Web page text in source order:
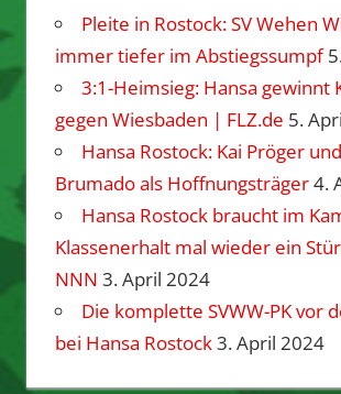
Pleite in Rostock: SV Wehen
immer tiefer im Abstiegssumpf
3:1-Heimsieg: Hansa gewinnt
gegen Wiesbaden | FLZ.de 5.
Hansa Rostock: Kai Pröger
Brumado als Hoffnungsträger4.
Hansa Rostock braucht im
Klassenerhalt mal wieder ein
NNN 3. April 2024
Die komplette SVWW-PK vor
bei Hansa Rostock3. April 2024